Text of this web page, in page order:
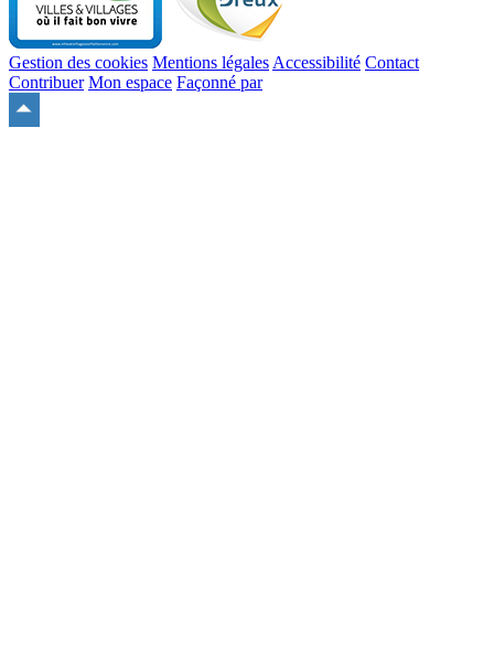
Gestion des cookies Mentions légales Accessibilité Contact
Contribuer Mon espace Façonné par